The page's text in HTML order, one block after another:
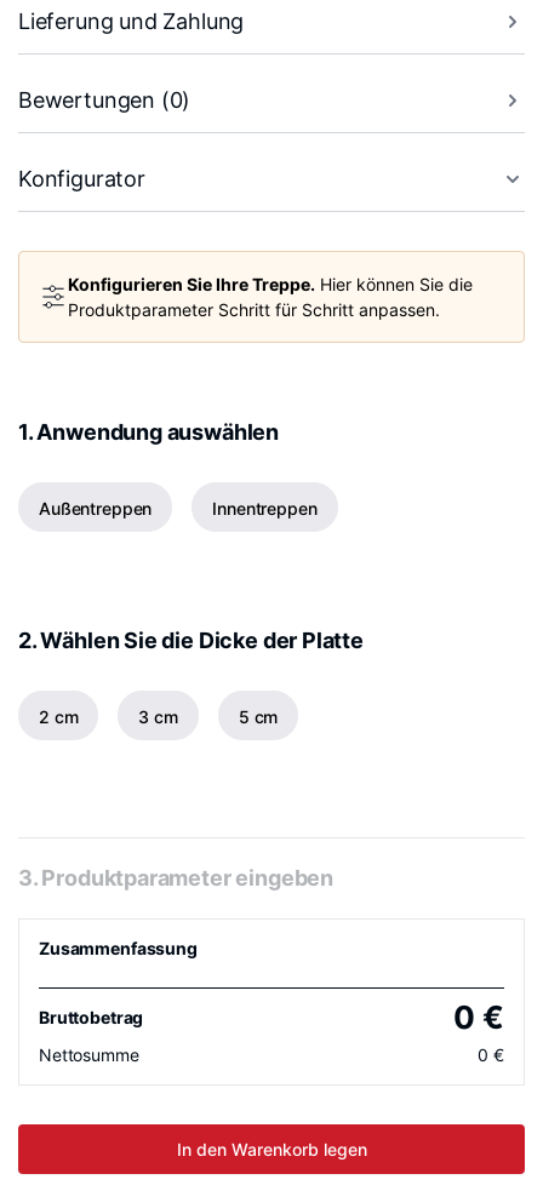
Lieferung und Zahlung
Bewertungen (0)
Konfigurator
Konfigurieren Sie Ihre Treppe. Hier können Sie die
Produktparameter Schritt für Schritt anpassen.
1. Anwendung auswählen
Außentreppen Innentreppen
2. Wählen Sie die Dicke der Platte
2 cm 3 cm 5 cm
3. Produktparameter eingeben
Zusammenfassung
Bruttobetrag 0 €
Nettosumme 0 €
In den Warenkorb legen